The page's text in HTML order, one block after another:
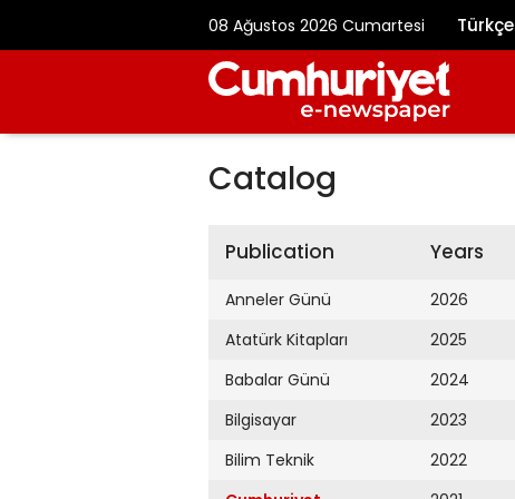
08 Ağustos 2026 Cumartesi Türkçe
Catalog
Publication
Anneler Günü
Atatürk Kitapları
Babalar Günü
Bilgisayar
Bilim Teknik
Years
2026
2025
2024
2023
2022